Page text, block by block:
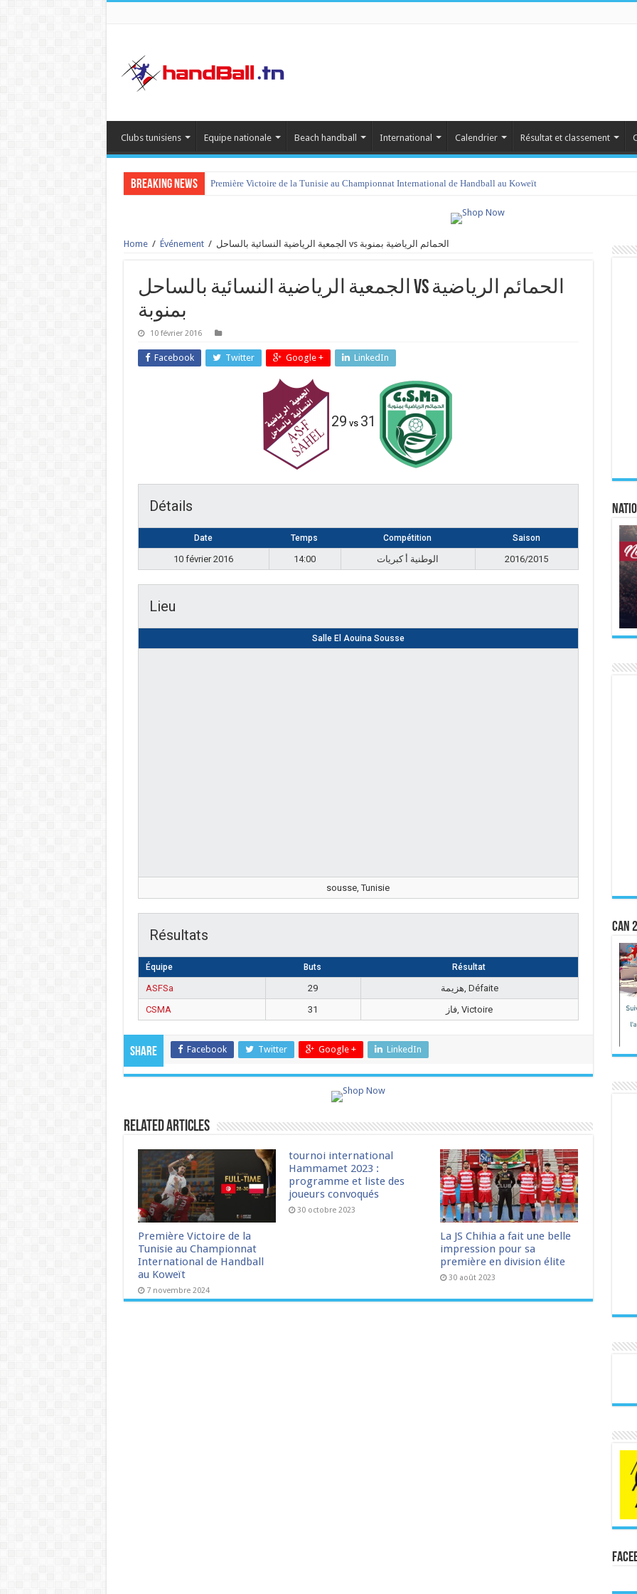
Clubs tunisiens Equipe nationale Beach handball International Calendrier Résultat et classement
Breaking News Première Victoire de la Tunisie au Championnat International de Handball au Koweït
Home / Événement / الجمعية الرياضية النسائية بالساحل vs الحمائم الرياضية بمنوبة
الجمعية الرياضية النسائية بالساحل vs الحمائم الرياضية
بمنوبة
10 février 2016
Facebook Twitter Google + LinkedIn
29 vs 31
Détails
Date Temps Compétition Saison
10 février 2016 14:00 الوطنية أ كبريات 2016/2015
Lieu
Salle El Aouina Sousse
sousse, Tunisie
Résultats
Équipe Buts Résultat
ASFSa 29
هزيمة, Défaite
CSMA
31 فاز, Victoire
Share Facebook Twitter Google + LinkedIn
Related Articles
Première Victoire de la
Tunisie au Championnat
International de Handball
au Koweït
7 novembre 2024
tournoi international
Hammamet 2023 :
programme et liste des
joueurs convoqués
30 octobre 2023
La JS Chihia a fait une belle
impression pour sa
première en division élite
30 août 2023
CAN